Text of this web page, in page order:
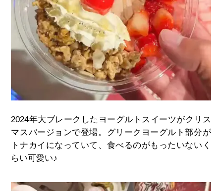
2024年大ブレークしたヨーグルトスイーツがクリス
マスバージョンで登場。グリークヨーグルト部分が
トナカイになっていて、食べるのがもったいないく
らい可愛い♪